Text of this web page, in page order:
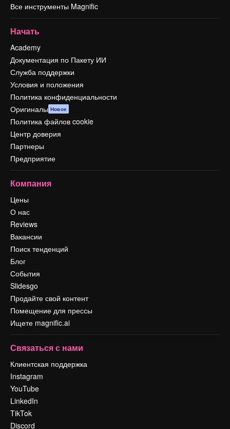
Все инструменты Magnific
Начать
Academy
Документация по Пакету ИИ
Служба поддержки
Условия и положения
Политика конфиденциальности
Оригиналы Новое
Политика файлов cookie
Центр доверия
Партнеры
Предприятие
Компания
Цены
О нас
Reviews
Вакансии
Поиск тенденций
Блог
События
Slidesgo
Продайте свой контент
Помещение для прессы
Ищете magnific.ai
Связаться с нами
Клиентская поддержка
Instagram
YouTube
LinkedIn
TikTok
Discord